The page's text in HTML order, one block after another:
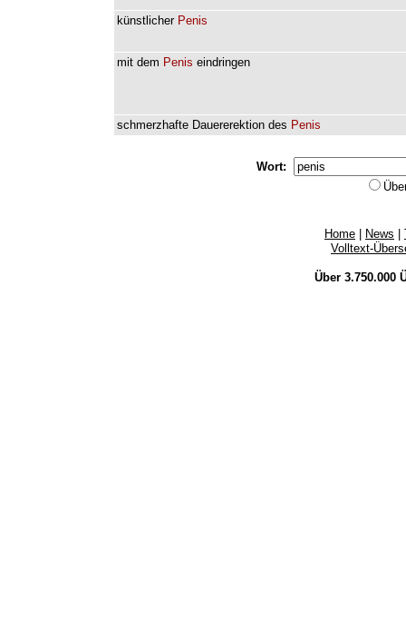
künstlicher Penis
mit dem Penis eindringen
schmerzhafte Dauererektion des Penis
Wort:
Home News
Volltext-
Über 3.750.000